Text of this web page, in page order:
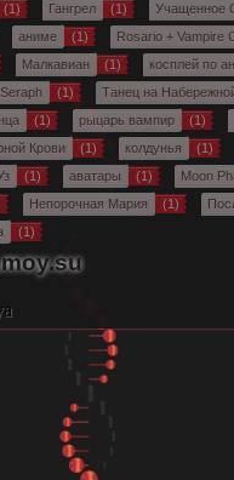
(1) Гангрел (1)
Учащенное
аниме (1)
Rosario + Vampire
Малкавиан (1)
косплей по
(1)
Танец на
(1) рыцарь вампир
(1)
Крови (1) колдунья
(1)
(1) аватары (1)
Moon
Непорочная Мария (1)
(1)